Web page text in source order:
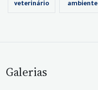
veterinário
ambiente
Galerias